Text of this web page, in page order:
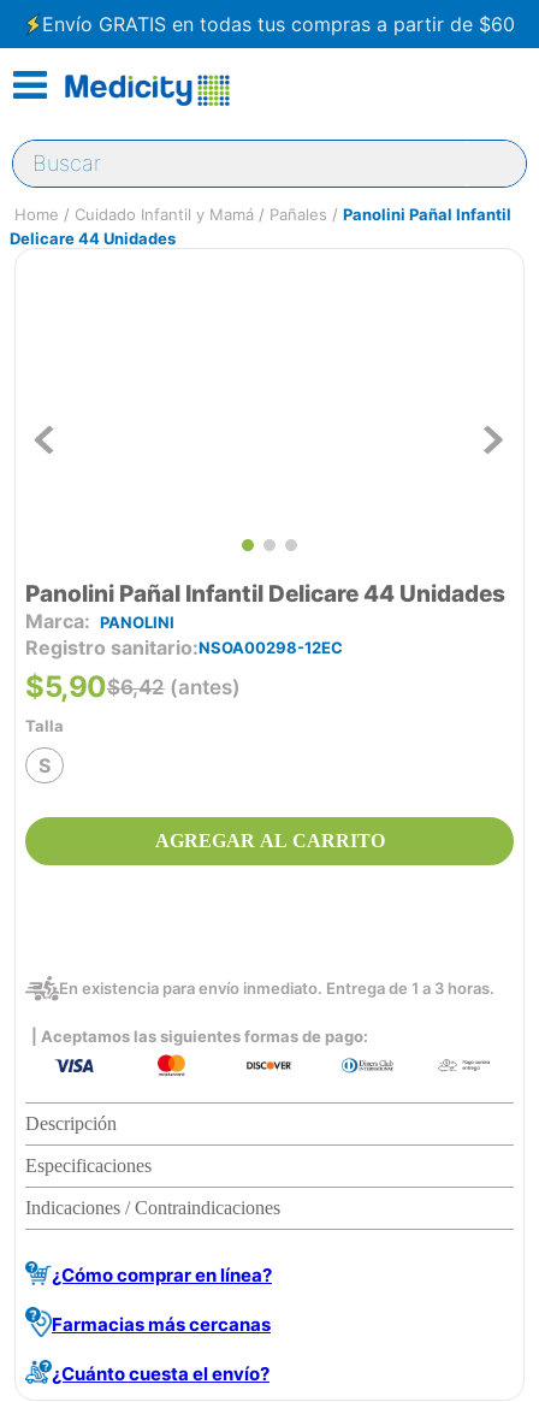
Envío GRATIS en todas tus compras a partir de $60
Buscar
Cuidado Infantil y Mamá Pañales
Panolini Pañal Infantil
Delicare 44 Unidades
Panolini Pañal Infantil Delicare 44 Unidades
PANOLINI
Registro sanitario NSOA00298-12EC
$6,42 (antes)
$5,90
Talla
S
AGREGAR AL CARRITO
En existencia para envío inmediato. Entrega de 1 a 3 horas.
| Aceptamos las siguientes formas de pago:
Descripción
Especificaciones
Indicaciones / Contraindicaciones
¿Cómo comprar en línea?
Farmacias más cercanas
¿Cuánto cuesta el envío?